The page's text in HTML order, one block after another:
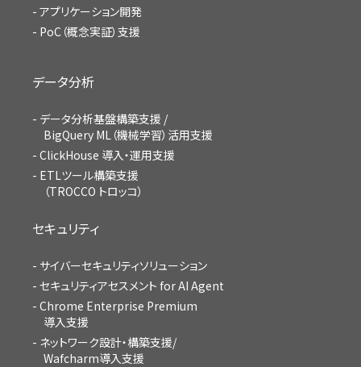
アプリケーション開発
PoC（概念実証）支援
データ分析
データ分析基盤構築支援 /
BigQuery ML（機械学習）活用支援
ClickHouse 導入・運用支援
ETLツール構築支援
（TROCCO トロッコ）
セキュリティ
サイバーセキュリティソリューション
セキュリティアセスメント for AI Agent
Chrome Enterprise Premium
導入支援
ネットワーク設計・構築支援/
Wafcharm導入支援